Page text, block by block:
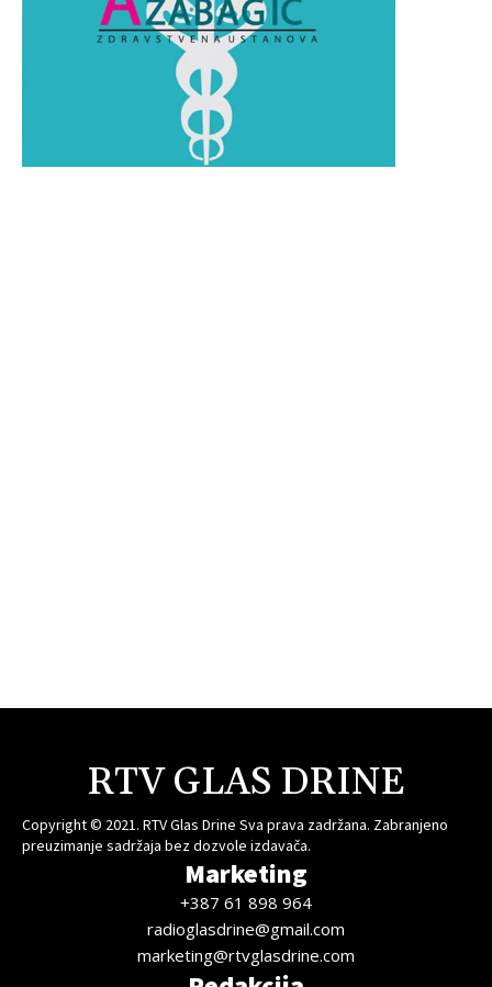
RTV GLAS DRINE
Copyright © 2021. RTV Glas Drine Sva prava zadržana. Zabranjeno
preuzimanje sadržaja bez dozvole izdavača.
Marketing
+387 61 898 964
radioglasdrine@gmail.com
marketing@rtvglasdrine.com